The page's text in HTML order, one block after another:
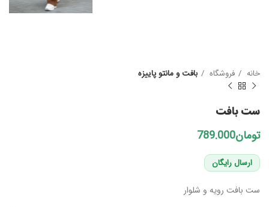
خانه فروشگاه بافت و مانتو پاییزه
ست بافت
تومان
ارسال رایگان
ست بافت رویه و شلوار